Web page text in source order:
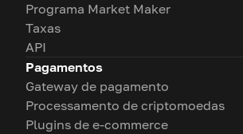
Programa Market Maker
Taxas
API
Pagamentos
Gateway de pagamento
Processamento de criptomoedas
Plugins de e-commerce